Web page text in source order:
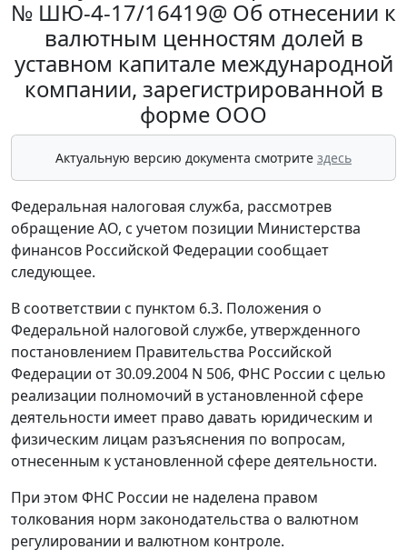
№ ШЮ-4-17/16419@ Об отнесении к
валютным ценностям долей в
уставном капитале международной
компании, зарегистрированной в
форме ООО
Актуальную версию документа смотрите здесь
Федеральная налоговая служба, рассмотрев
обращение АО, с учетом позиции Министерства
финансов Российской Федерации сообщает
следующее.
В соответствии с пунктом 6.3. Положения о
Федеральной налоговой службе, утвержденного
постановлением Правительства Российской
Федерации от 30.09.2004 N 506, ФНС России с целью
реализации полномочий в установленной сфере
деятельности имеет право давать юридическим и
физическим лицам разъяснения по вопросам,
отнесенным к установленной сфере деятельности.
При этом ФНС России не наделена правом
толкования норм законодательства о валютном
регулировании и валютном контроле.